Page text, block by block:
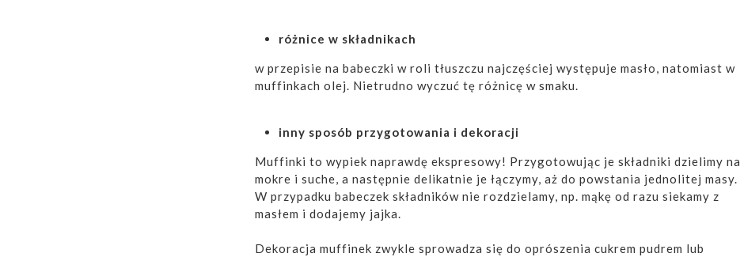
różnice w składnikach
w przepisie na babeczki w roli tłuszczu najczęściej występuje masło, natomiast w
muffinkach olej. Nietrudno wyczuć tę różnicę w smaku.
inny sposób przygotowania i dekoracji
Muffinki to wypiek naprawdę ekspresowy! Przygotowując je składniki dzielimy na
mokre i suche, a następnie delikatnie je łączymy, aż do powstania jednolitej masy.
W przypadku babeczek składników nie rozdzielamy, np. mąkę od razu siekamy z
masłem i dodajemy jajka.
Dekoracja muffinek zwykle sprowadza się do oprószenia cukrem pudrem lub